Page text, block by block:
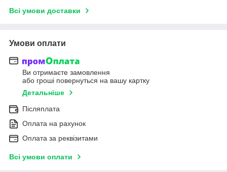
Всі умови доставки
Умови оплати
Ви отримаєте замовлення
або гроші повернуться на вашу картку
Детальніше
Післяплата
Оплата на рахунок
Оплата за реквізитами
Всі умови оплати